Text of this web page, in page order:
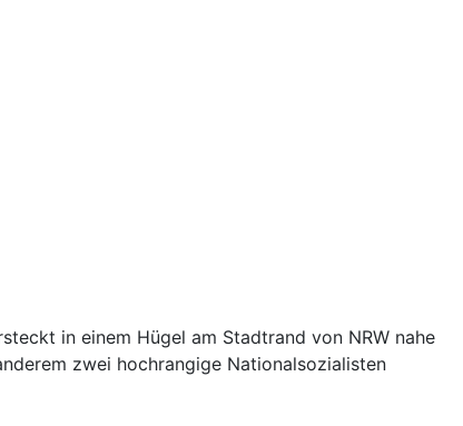
in einem Hügel am Stadtrand von NRW nahe
zwei hochrangige Nationalsozialisten